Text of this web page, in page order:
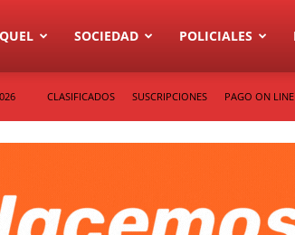
SOCIEDAD POLICIALES
CLASIFICADOS SUSCRIPCIONES PAGO ON LINE